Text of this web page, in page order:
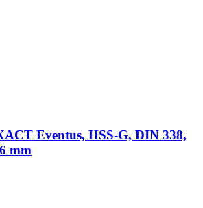
Eventus, HSS-G, DIN 338,
mm